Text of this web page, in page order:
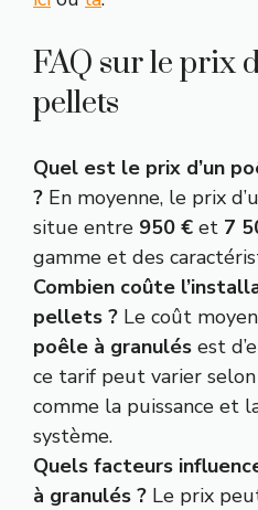
FAQ sur le prix
pellets
Quel est le prix d’un
? En moyenne, le prix
situe entre 950 € et 7
gamme et des
Combien coûte
pellets ? Le coût
poêle à granulés est
ce tarif peut varier
comme la puissance et
système.
Quels facteurs
à granulés ? Le prix